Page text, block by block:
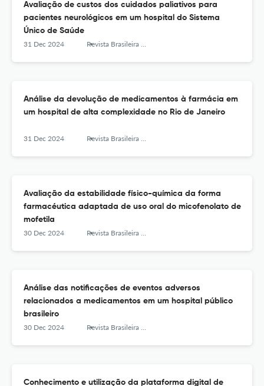
Avaliação de custos dos cuidados paliativos para
pacientes neurológicos em um hospital do Sistema
Único de Saúde
31 Dec 2024 Revista Brasileira de Farmácia Hospitalar e Serviços de Saúde
Análise da devolução de medicamentos à farmácia em
um hospital de alta complexidade no Rio de Janeiro
31 Dec 2024 Revista Brasileira de Farmácia Hospitalar e Serviços de Saúde
Avaliação da estabilidade físico-química da forma
farmacéutica adaptada de uso oral do micofenolato de
mofetila
30 Dec 2024 Revista Brasileira de Farmácia Hospitalar e Serviços de Saúde
Análise das notificações de eventos adversos
relacionados a medicamentos em um hospital público
brasileiro
30 Dec 2024 Revista Brasileira de Farmácia Hospitalar e Serviços de Saúde
Conhecimento e utilização da plataforma digital de